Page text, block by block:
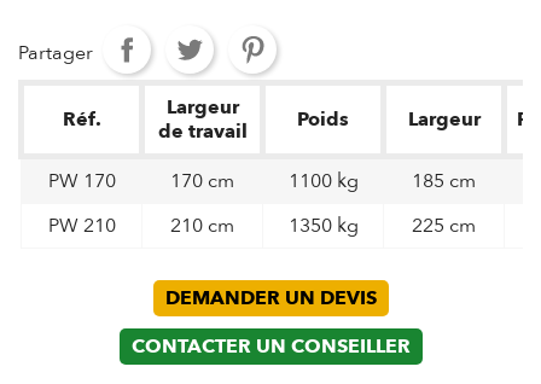
Partager
Réf.
Largeur
de travail
Poids Largeur
PW 170 170 cm 1100 kg
185 cm
PW 210
210 cm 1350 kg 225 cm
DEMANDER UN DEVIS
CONTACTER UN CONSEILLER